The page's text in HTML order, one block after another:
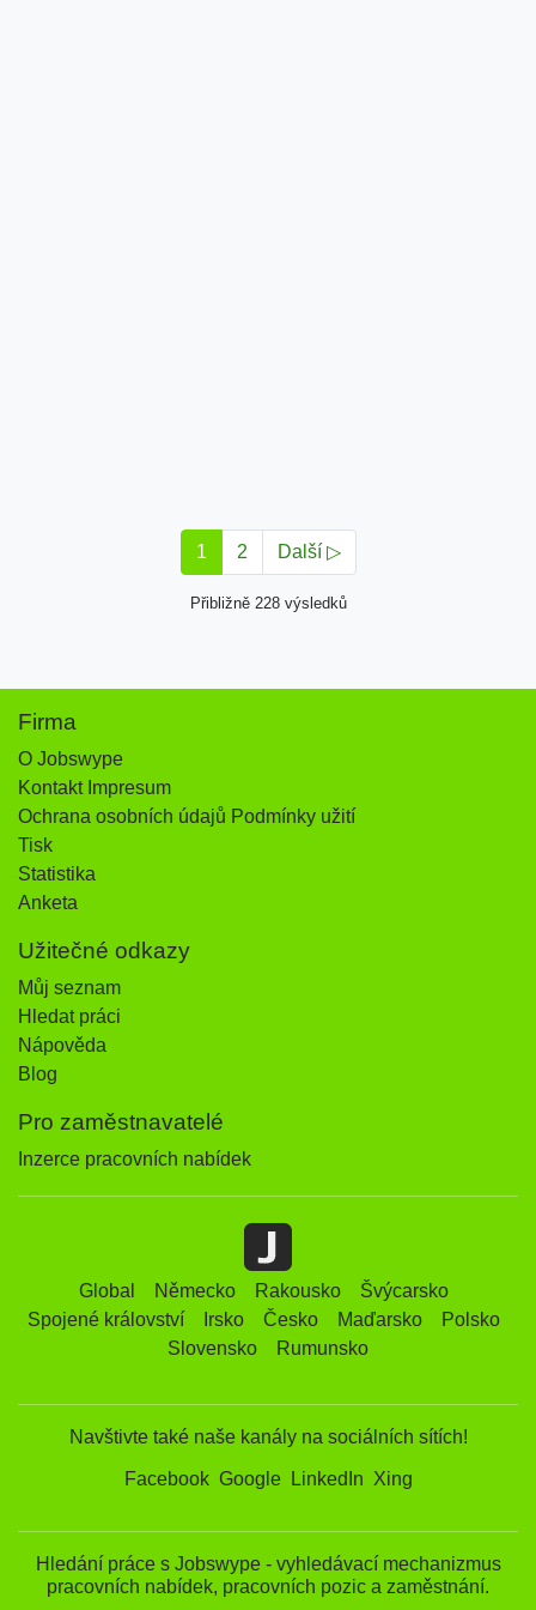
1 2 Další ▷
Přibližně 228 výsledků
Firma
O Jobswype
Kontakt Impresum
Ochrana osobních údajů Podmínky užití
Tisk
Statistika
Anketa
Užitečné odkazy
Můj seznam
Hledat práci
Nápověda
Blog
Pro zaměstnavatelé
Inzerce pracovních nabídek
Global Německo Rakousko
Švýcarsko
Spojené království
Irsko Česko Maďarsko
Polsko
Slovensko
Rumunsko
Navštivte také naše kanály na sociálních sítích!
Facebook Google LinkedIn Xing
Hledání práce s Jobswype - vyhledávací mechanizmus
pracovních nabídek, pracovních pozic a zaměstnání.